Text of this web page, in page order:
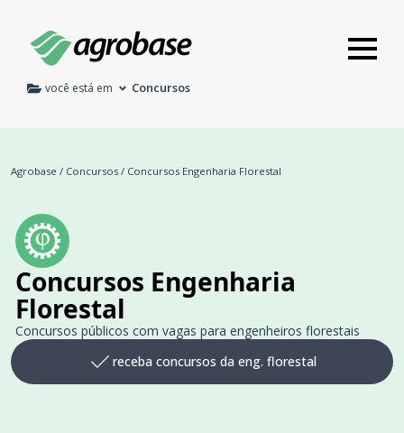
você está em Concursos
Agrobase / Concursos / Concursos Engenharia Florestal
Concursos Engenharia
Florestal
Concursos públicos com vagas para engenheiros florestais
receba concursos da eng. florestal